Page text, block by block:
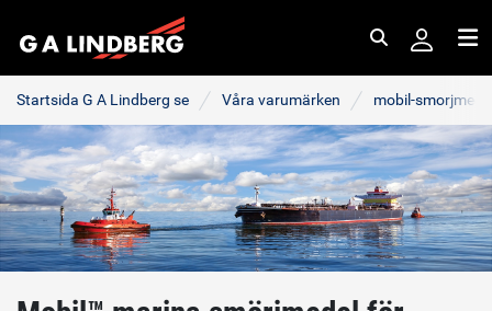
Startsida G A Lindberg se Våra varumärken mobil-